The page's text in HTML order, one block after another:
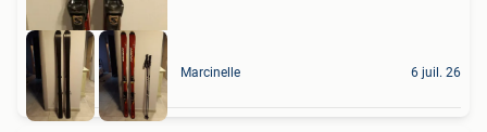
Marcinelle 6 juil. 26